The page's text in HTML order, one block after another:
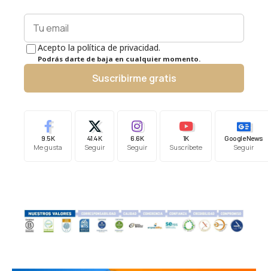
Acepto la política de privacidad.
Podrás darte de baja en cualquier momento.
Suscribirme gratis
9.5K
Me gusta
41.4K
Seguir
6.6K
Seguir
1K
Suscríbete
Google News
Seguir